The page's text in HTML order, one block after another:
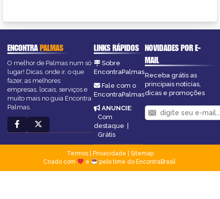
ENCONTRAPALMAS
O melhor de Palmas num só
lugar! Dicas, onde ir, o que
fazer, as melhores
empresas, locais, serviços e
muito mais no guia Encontra
Palmas.
LINKS RÁPIDOS
Sobre
EncontraPalmas
Fale com o
EncontraPalmas
ANUNCIE:
Com
destaque |
Grátis
NOVIDADES POR E-
MAIL
Receba grátis as
principais notícias,
dicas e promoções
Termos| Privacidade
Sitemap
Criado com
e pelo time do EncontraBrasil